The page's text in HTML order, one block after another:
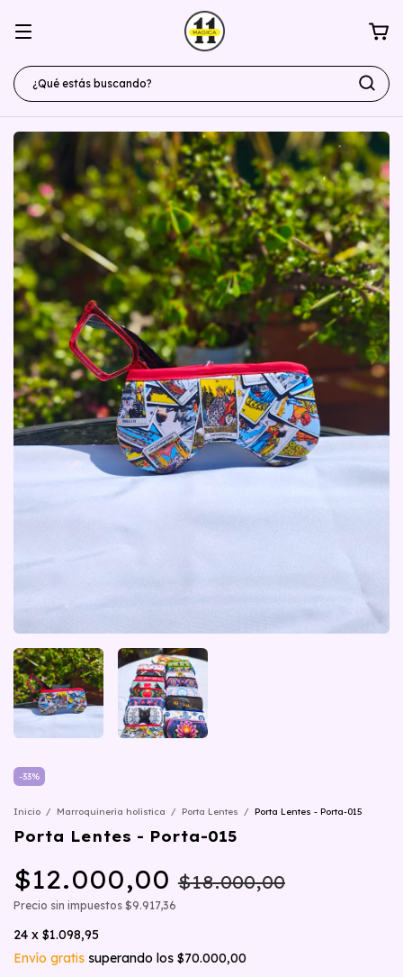
-33%
Inicio / Marroquinería holística / Porta Lentes / Porta Lentes - Porta-015
Porta Lentes - Porta-015
$12.000,00 $18.000,00
Precio sin impuestos $9.917,36
24 x $1.098,95
Envío gratis superando los $70.000,00